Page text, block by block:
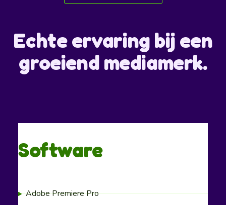
Echte ervaring bij een
groeiend mediamerk.
Software
Adobe Premiere Pro